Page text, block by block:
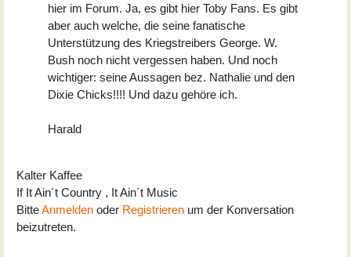
hier im Forum. Ja, es gibt hier Toby Fans. Es gibt
aber auch welche, die seine fanatische
Unterstützung des Kriegstreibers George. W.
Bush noch nicht vergessen haben. Und noch
wichtiger: seine Aussagen bez. Nathalie und den
Dixie Chicks!!!! Und dazu gehöre ich.
Harald
Kalter Kaffee
If It Ain´t Country , It Ain´t Music
BitteAnmelden oder Registrieren um der Konversation
beizutreten.